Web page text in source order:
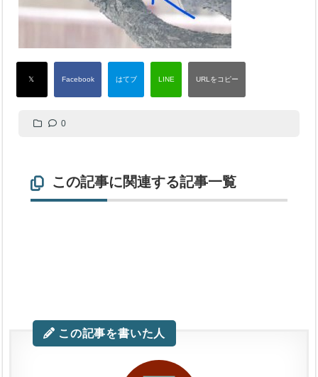
0
この記事に関連する記事一覧
この記事を書いた人